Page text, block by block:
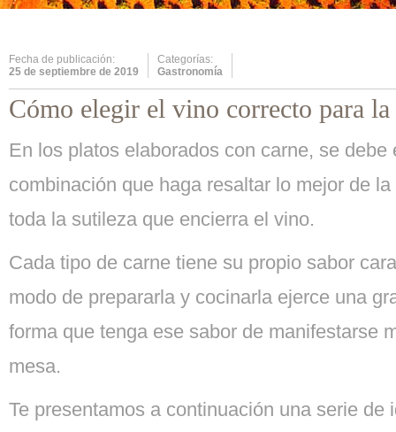
Fecha de publicación:
25 de septiembre de 2019
Categorías:
Gastronomía
Cómo elegir el vino correcto para la
En los platos elaborados con carne, se debe
combinación que haga resaltar lo mejor de
toda la sutileza que encierra el vino.
Cada tipo de carne tiene su propio sabor
modo de prepararla y cocinarla ejerce una
forma que tenga ese sabor de manifestarse
mesa.
Te presentamos a continuación una serie de